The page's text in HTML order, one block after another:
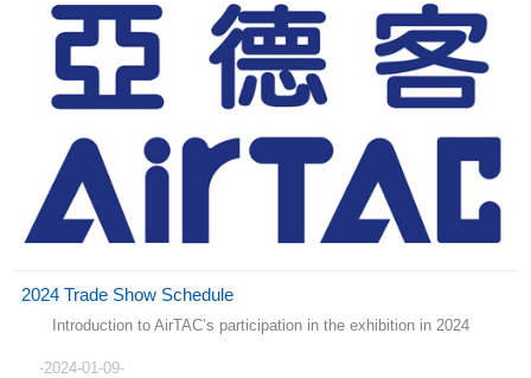
2024 Trade Show Schedule
Introduction to AirTAC’s participation in the exhibition in 2024
-2024-01-09-